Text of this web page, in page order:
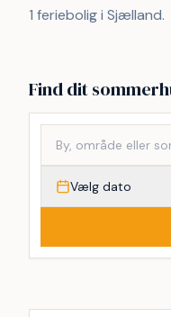
1 feriebolig i Sjælland.
Find dit
Vælg dato